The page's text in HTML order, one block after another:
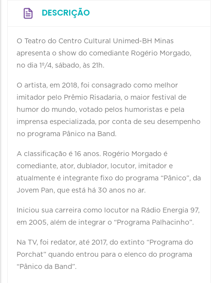
DESCRIÇÃO
O Teatro do Centro Cultural Unimed-BH Minas
apresenta o show do comediante Rogério Morgado,
no dia 1º/4, sábado, às 21h.
O artista, em 2018, foi consagrado como melhor
imitador pelo Prêmio Risadaria, o maior festival de
humor do mundo, votado pelos humoristas e pela
imprensa especializada, por conta de seu desempenho
no programa Pânico na Band.
A classificação é 16 anos. Rogério Morgado é
comediante, ator, dublador, locutor, imitador e
atualmente é integrante fixo do programa “Pânico”, da
Jovem Pan, que está há 30 anos no ar.
Iniciou sua carreira como locutor na Rádio Energia 97,
em 2005, além de integrar o “Programa Palhacinho”.
Na TV, foi redator, até 2017, do extinto “Programa do
Porchat” quando entrou para o elenco do programa
“Pânico da Band”.